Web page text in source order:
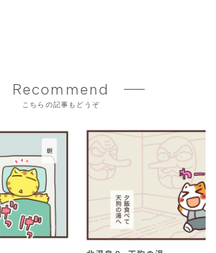
Recommend
こちらの記事もどうぞ